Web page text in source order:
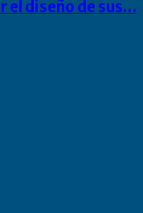
el diseño de sus…